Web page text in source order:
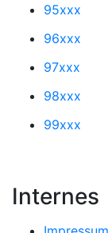
95xxx
96xxx
97xxx
98xxx
99xxx
Internes